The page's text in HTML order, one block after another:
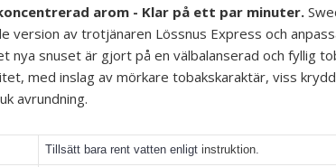
arom - Klar på ett par minuter.
version av trotjänaren Lössnus Express och
nya snuset är gjort på en välbalanserad och fyllig
med inslag av mörkare tobakskaraktär, viss
avrundning.
Tillsätt bara rent vatten enligt instruktion.